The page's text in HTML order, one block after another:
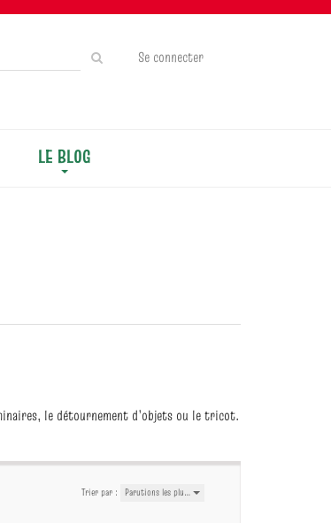
Se connecter
LE BLOG
le détournement d’objets ou le tricot.
Trier par : Parutions les plu…